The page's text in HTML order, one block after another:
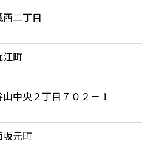
二丁目
江町
中央２丁目７０２－１
坂元町